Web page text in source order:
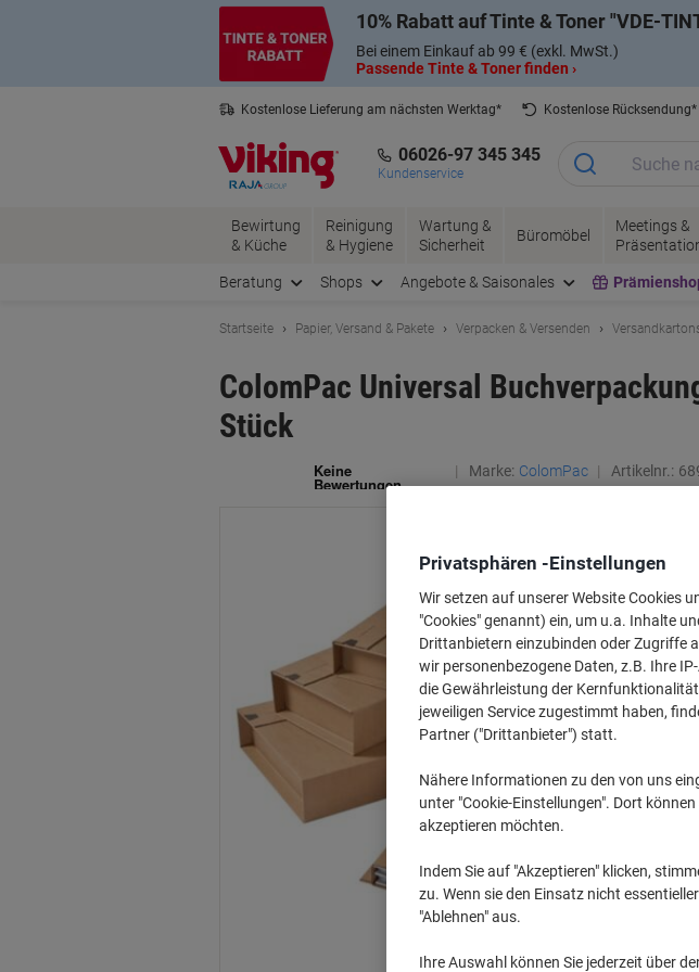
10% Rabatt auf Tinte & Toner VDE-
Bei einem Einkauf ab 99 € (exkl. MwSt.)
Passende Tinte & Toner finden ›
Kostenlose Lieferung am nächsten Werktag*
Kostenlose Rücksendung*
06026-97 345 345
Kundenservice
Bewirtung
& Küche
Reinigung
& Hygiene
Wartung &
Sicherheit
Büromöbel
Meetings &
Beratung Shops Angebote & Saisonales
Startseite Papier, Versand & Pakete Verpacken & Versenden
ColomPac Universal
Stück
Marke: ColomPac Artikelnr.:
Privatsphären -Einstellungen
Wir setzen auf unserer Website Cookies
"Cookies" genannt) ein, um u.a. Inhalte
Drittanbietern einzubinden oder Zugriffe
wir personenbezogene Daten, z.B. Ihre
die Gewährleistung der
jeweiligen Service zugestimmt haben,
Partner ("Drittanbieter") statt.
Nähere Informationen zu den von uns
unter "Cookie-Einstellungen". Dort
akzeptieren möchten.
Indem Sie auf "Akzeptieren" klicken,
zu. Wenn sie den Einsatz nicht
"Ablehnen" aus.
Ihre Auswahl können Sie jederzeit über